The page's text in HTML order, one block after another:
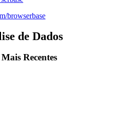
browserbase
de Dados
Recentes